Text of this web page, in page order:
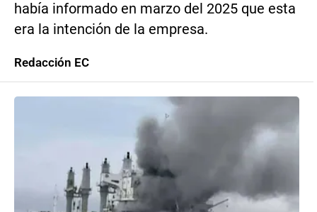
había informado en marzo del 2025 que esta
era la intención de la empresa.
Redacción EC